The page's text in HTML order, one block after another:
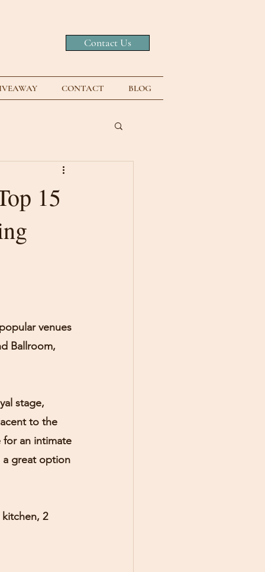
Contact Us
CONTACT BLOG
15
venues
Ballroom,
stage,
to the
for an intimate
a great option
kitchen, 2